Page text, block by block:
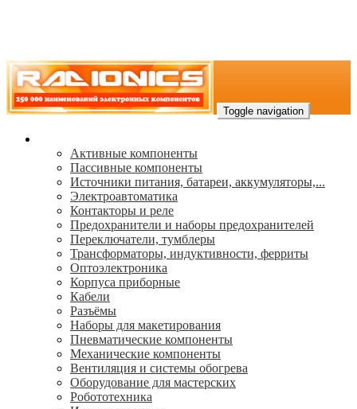
Toggle navigation
Активные компоненты
Пассивные компоненты
Источники питания, батареи, аккумуляторы,...
Электроавтоматика
Контакторы и реле
Предохранители и наборы предохранителей
Переключатели, тумблеры
Трансформаторы, индуктивности, ферриты
Oптоэлектроника
Корпуса приборные
Кабели
Разъёмы
Наборы для макетирования
Пневматические компоненты
Механические компоненты
Вентиляция и системы обогрева
Оборудование для мастерских
Робототехника